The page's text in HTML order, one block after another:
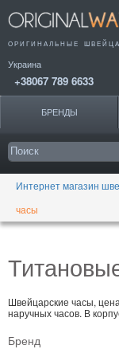
ОРИГИНАЛЬНЫЕ
Украина
+38067 789 6633
БРЕНДЫ
Интернет магазин
часы
Швейцарские часы,
наручных часов. В
Бренд